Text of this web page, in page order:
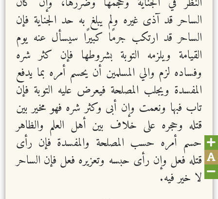
الساحر قد آذى غيره ولم يبلغ به حد الجناية فإن
الساحر قد ارتكب جرمًا كبيرًا سيسأل عنه يوم
القيامة ويلزمه التوبة بشروطها فإن كثر شره
وفساده لزم والي المسلمين أن يحسم أمره بما يدفع
المفسدة ويجلب المصلحة فيعرض عليه التوبة فإن
تاب فبها ونعمت وإن أبى وكثر شره فهو مخير بين
قتله وحجره على خلاف بين أهل العلم والظاهر
حسم أمره حسب المصلحة والمفسدة فإن رأى
قتله فعل وإن رأى حبسه وتعزيره فعل فإن الساحر
لا خير فيه.